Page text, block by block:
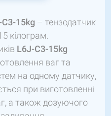
15kg – тензодатчик
кілограм.
L6J-C3-15kg
ваг та
на одному датчику,
при виготовленні
а також дозуючого